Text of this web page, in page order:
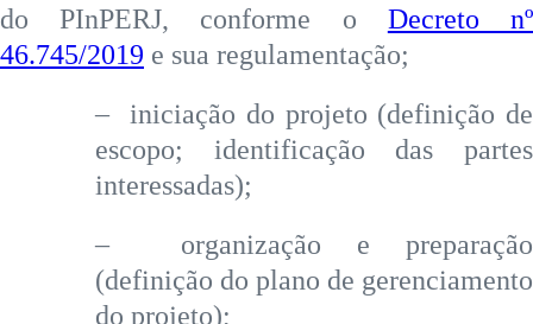
do PInPERJ, conforme o Decreto nº
46.745/2019 e sua regulamentação;
– iniciação do projeto (definição de
escopo; identificação das partes
interessadas);
– organização e preparação
(definição do plano de gerenciamento
do projeto);